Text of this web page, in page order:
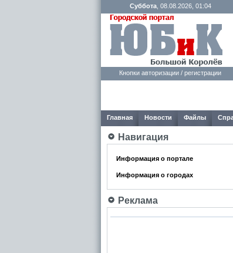
Суббота, 08.08.2026, 01:04
Кнопки авторизации / регистрации
Главная Новости Файлы
Навигация
Информация о портале
Информация о городах
Реклама